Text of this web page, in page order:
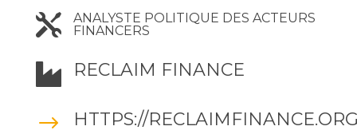

ANALYSTE POLITIQUE DES ACTEURS
FINANCERS
 RECLAIM FINANCE
$ HTTPS://